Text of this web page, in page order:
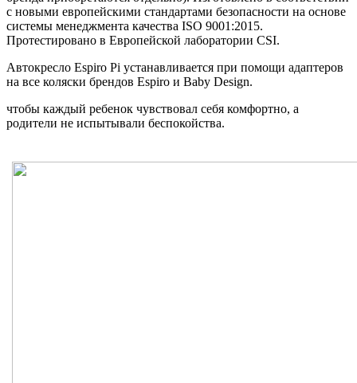
с новыми европейскими стандартами безопасности на основе
системы менеджмента качества ISO 9001:2015.
Протестировано в Европейской лаборатории CSI.
Автокресло Espiro Pi устанавливается при помощи адаптеров
на все коляски брендов Espiro и Baby Design.
чтобы каждый ребенок чувствовал себя комфортно, а
родители не испытывали беспокойства.